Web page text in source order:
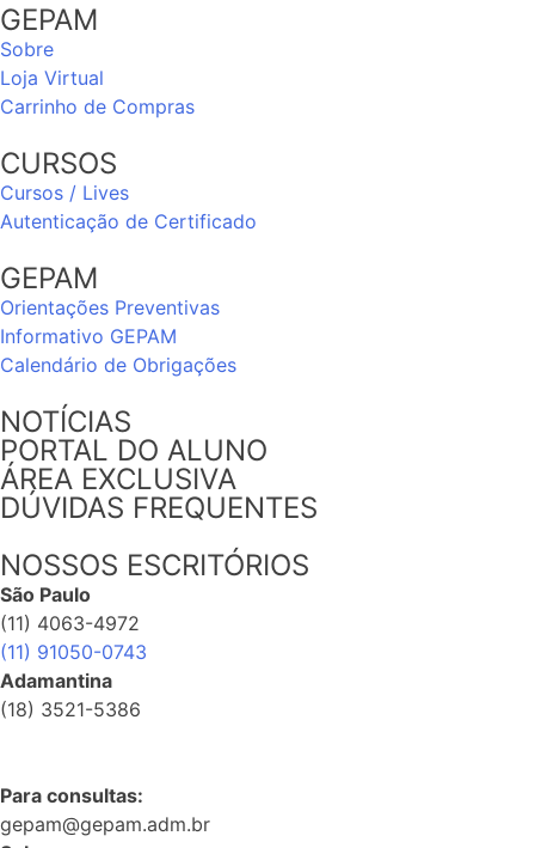
GEPAM
Sobre
Loja Virtual
Carrinho de Compras
CURSOS
Cursos / Lives
Autenticação de Certificado
GEPAM
Orientações Preventivas
Informativo GEPAM
Calendário de Obrigações
NOTÍCIAS
PORTAL DO ALUNO
ÁREA EXCLUSIVA
DÚVIDAS FREQUENTES
NOSSOS ESCRITÓRIOS
São Paulo
(11) 4063-4972
(11) 91050-0743
Adamantina
(18) 3521-5386
Para consultas:
gepam@gepam.adm.br